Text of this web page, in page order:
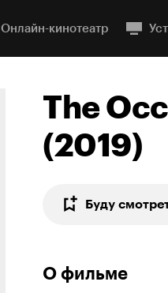
Онлайн-кинотеатр
The
(2019)
Буду
О фильме